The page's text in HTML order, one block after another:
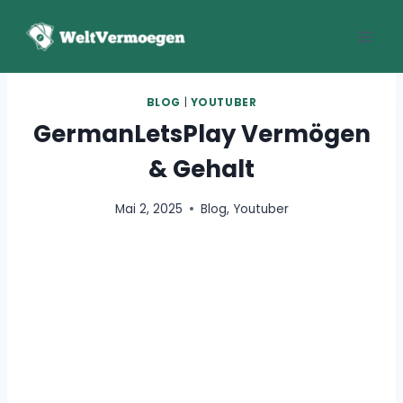
Inhalt
BLOG YOUTUBER
GermanLetsPlay Vermögen
& Gehalt
Mai 2, 2025 Blog, Youtuber